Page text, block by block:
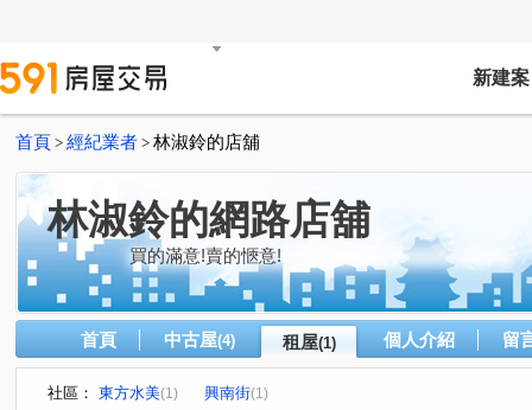
新建案
首頁 > 經紀業者 > 林淑鈴的店舖
林淑鈴的網路店舖
買的滿意!賣的愜意!
首頁 中古屋(4) 租屋(1) 個人介紹 留
社區： 東方水美(1) 興南街(1)